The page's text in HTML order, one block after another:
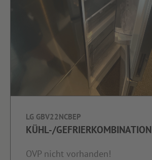
LG GBV22NCBEP
KÜHL-/GEFRIERKOMBINATION
OVP nicht vorhanden!